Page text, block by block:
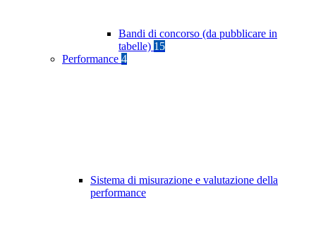
Bandi di concorso (da pubblicare in
tabelle) 15
Performance 4
Sistema di misurazione e valutazione della
performance